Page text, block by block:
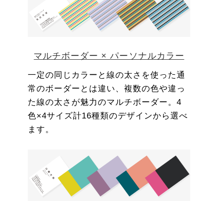
マルチボーダー × パーソナルカラー
一定の同じカラーと線の太さを使った通
常のボーダーとは違い、複数の色や違っ
た線の太さが魅力のマルチボーダー。4
色×4サイズ計16種類のデザインから選べ
ます。